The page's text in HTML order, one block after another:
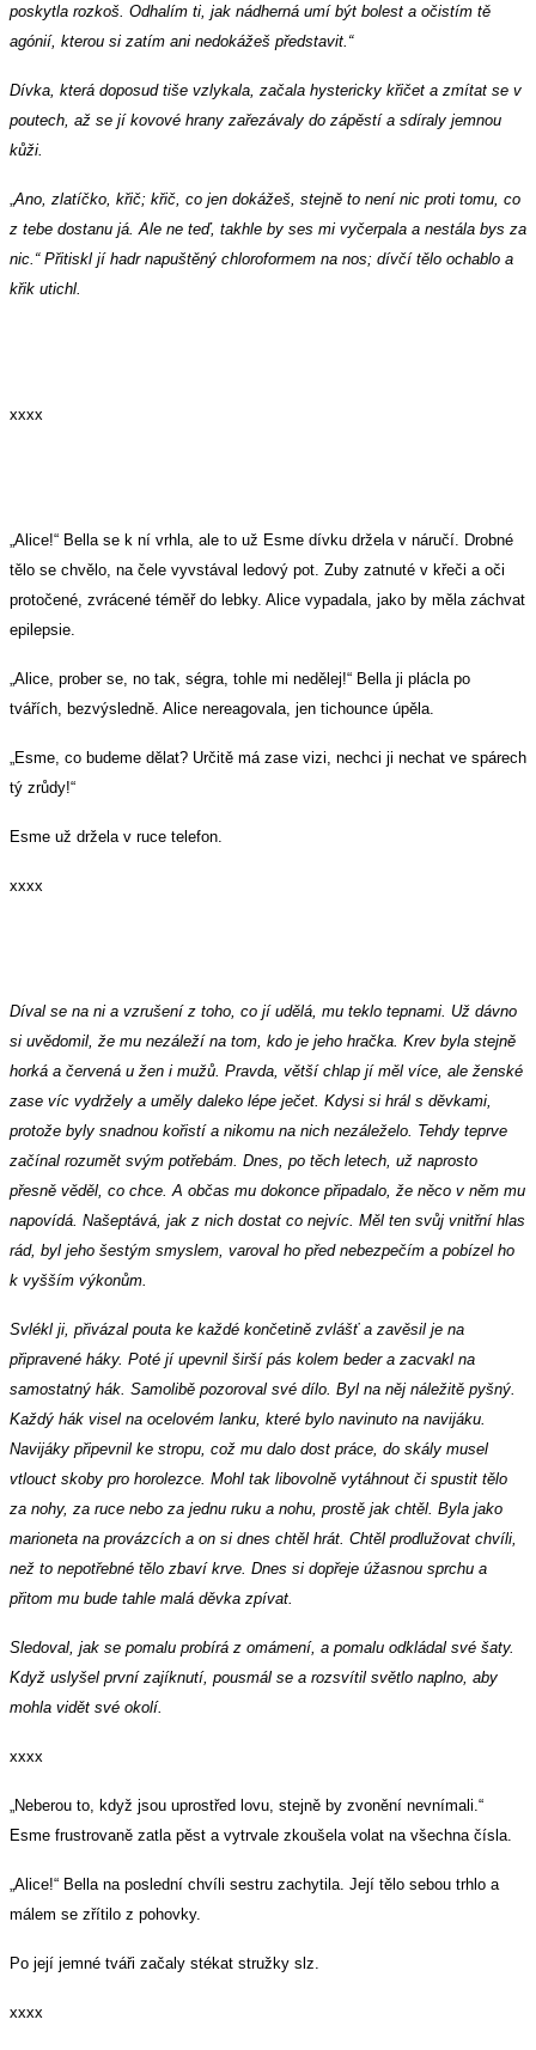
poskytla rozkoš. Odhalím ti, jak nádherná umí být bolest a očistím tě
agónií, kterou si zatím ani nedokážeš představit.“
Dívka, která doposud tiše vzlykala, začala hystericky křičet a zmítat se v
poutech, až se jí kovové hrany zařezávaly do zápěstí a sdíraly jemnou
kůži.
Ano, zlatíčko, křič; křič, co jen dokážeš, stejně to není nic proti tomu, co
z tebe dostanu já. Ale ne teď, takhle by ses mi vyčerpala a nestála bys za
nic.“ Přitiskl jí hadr napuštěný chloroformem na nos; dívčí tělo ochablo a
křik utichl.
xxxx
„Alice!“ Bella se k ní vrhla, ale to už Esme dívku držela v náručí. Drobné
tělo se chvělo, na čele vyvstával ledový pot. Zuby zatnuté v křeči a oči
protočené, zvrácené téměř do lebky. Alice vypadala, jako by měla záchvat
epilepsie.
„Alice, prober se, no tak, ségra, tohle mi nedělej!“ Bella ji plácla po
tvářích, bezvýsledně. Alice nereagovala, jen tichounce úpěla.
„Esme, co budeme dělat? Určitě má zase vizi, nechci ji nechat ve spárech
tý zrůdy!“
Esme už držela v ruce telefon.
xxxx
Díval se na ni a vzrušení z toho, co jí udělá, mu teklo tepnami. Už dávno
si uvědomil, že mu nezáleží na tom, kdo je jeho hračka. Krev byla stejně
horká a červená u žen i mužů. Pravda, větší chlap jí měl více, ale ženské
zase víc vydržely a uměly daleko lépe ječet. Kdysi si hrál s děvkami,
protože byly snadnou kořistí a nikomu na nich nezáleželo. Tehdy teprve
začínal rozumět svým potřebám. Dnes, po těch letech, už naprosto
přesně věděl, co chce. A občas mu dokonce připadalo, že něco v něm mu
napovídá. Našeptává, jak z nich dostat co nejvíc. Měl ten svůj vnitřní hlas
rád, byl jeho šestým smyslem, varoval ho před nebezpečím a pobízel ho
k vyšším výkonům.
Svlékl ji, přivázal pouta ke každé končetině zvlášť a zavěsil je na
připravené háky. Poté jí upevnil širší pás kolem beder a zacvakl na
samostatný hák. Samolibě pozoroval své dílo. Byl na něj náležitě pyšný.
Každý hák visel na ocelovém lanku, které bylo navinuto na navijáku.
Navijáky připevnil ke stropu, což mu dalo dost práce, do skály musel
vtlouct skoby pro horolezce. Mohl tak libovolně vytáhnout či spustit tělo
za nohy, za ruce nebo za jednu ruku a nohu, prostě jak chtěl. Byla jako
marioneta na provázcích a on si dnes chtěl hrát. Chtěl prodlužovat chvíli,
než to nepotřebné tělo zbaví krve. Dnes si dopřeje úžasnou sprchu a
přitom mu bude tahle malá děvka zpívat.
Sledoval, jak se pomalu probírá z omámení, a pomalu odkládal své šaty.
Když uslyšel první zajíknutí, pousmál se a rozsvítil světlo naplno, aby
mohla vidět své okolí.
xxxx
„Neberou to, když jsou uprostřed lovu, stejně by zvonění nevnímali.“
Esme frustrovaně zatla pěst a vytrvale zkoušela volat na všechna čísla.
„Alice!“ Bella na poslední chvíli sestru zachytila. Její tělo sebou trhlo a
málem se zřítilo z pohovky.
Po její jemné tváři začaly stékat stružky slz.
xxxx